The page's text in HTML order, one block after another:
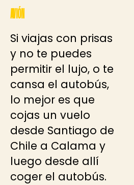
AVIÓN
Si viajas con prisas
y no te puedes
permitir el lujo, o te
cansa el autobús,
lo mejor es que
cojas un vuelo
desde Santiago de
Chile a Calama y
luego desde allí
coger el autobús.